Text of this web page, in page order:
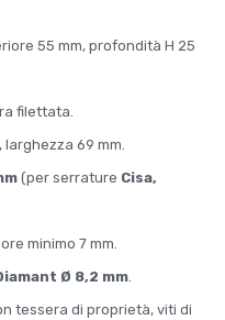
55 mm, profondità H 25
filettata.
larghezza 69 mm.
(per serrature Cisa,
minimo 7 mm.
Ø 8,2 mm.
tessera di proprietà, viti di